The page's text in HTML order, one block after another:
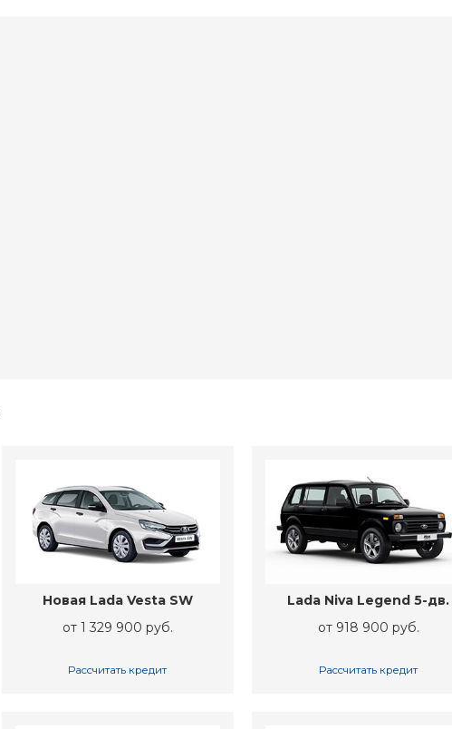
Новая Lada Vesta SW
от 1 329 900 руб.
Рассчитать кредит
Lada Niva Legend 5-дв.
от 918 900 руб.
Рассчитать кредит